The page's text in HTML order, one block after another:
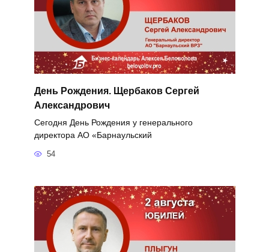
День Рождения. Щербаков Сергей
Александрович
Сегодня День Рождения у генерального
директора АО «Барнаульский
54